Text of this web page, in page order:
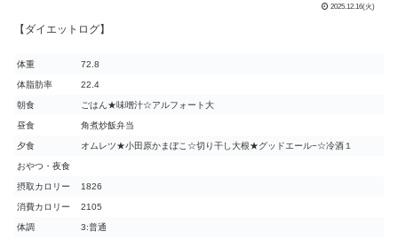
2025.12.16(火)
【ダイエットログ】
体重 72.8
体脂肪率 22.4
朝食 ごはん★味噌汁☆アルフォート大
昼食 角煮炒飯弁当
夕食 オムレツ★小田原かまぼこ☆切り干し大根★グッドエール−☆冷酒１
おやつ・夜食
摂取カロリー 1826
消費カロリー 2105
体調 3:普通